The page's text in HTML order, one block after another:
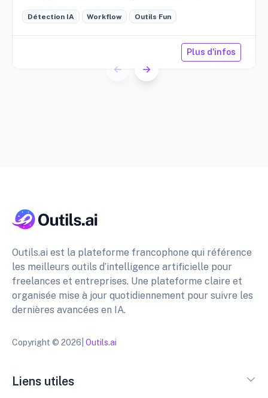
Détection IA Workflow Outils Fun
Plus d'infos
Outils.ai est la plateforme francophone qui référence
les meilleurs outils d’intelligence artificielle pour
freelances et entreprises. Une plateforme claire et
organisée mise à jour quotidiennement pour suivre les
dernières avancées en IA.
Copyright © 2026| Outils.ai
Liens utiles